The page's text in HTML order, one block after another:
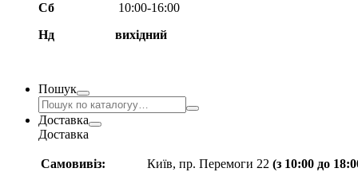
Сб
10:00-16:00
Нд вихідний
Пошук
Доставка
Доставка
Самовивіз: Київ, пр. Перемоги 22 (з 10:00 до